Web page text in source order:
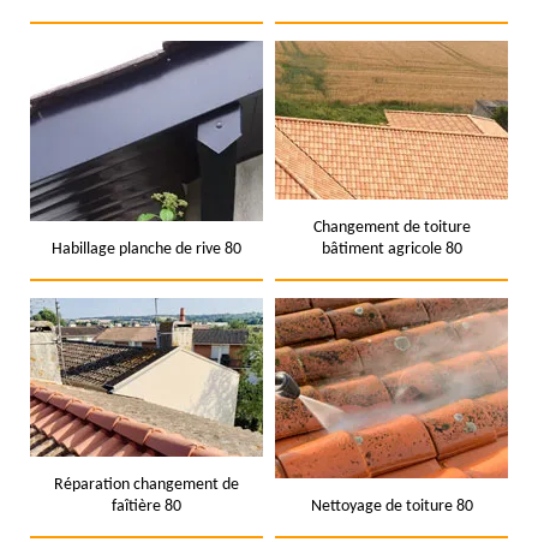
Habillage planche de rive 80
Changement de toiture
bâtiment agricole 80
Réparation changement de
faîtière 80
Nettoyage de toiture 80